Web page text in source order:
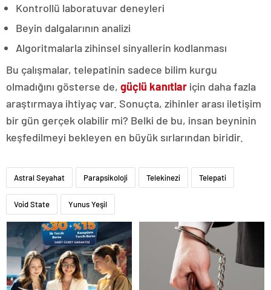
Kontrollü laboratuvar deneyleri
Beyin dalgalarının analizi
Algoritmalarla zihinsel sinyallerin kodlanması
Bu çalışmalar, telepatinin sadece bilim kurgu
olmadığını gösterse de, güçlü kanıtlar için daha fazla
araştırmaya ihtiyaç var. Sonuçta, zihinler arası iletişim
bir gün gerçek olabilir mi? Belki de bu, insan beyninin
keşfedilmeyi bekleyen en büyük sırlarından biridir.
Astral Seyahat Parapsikoloji Telekinezi Telepati
Void State Yunus Yeşil